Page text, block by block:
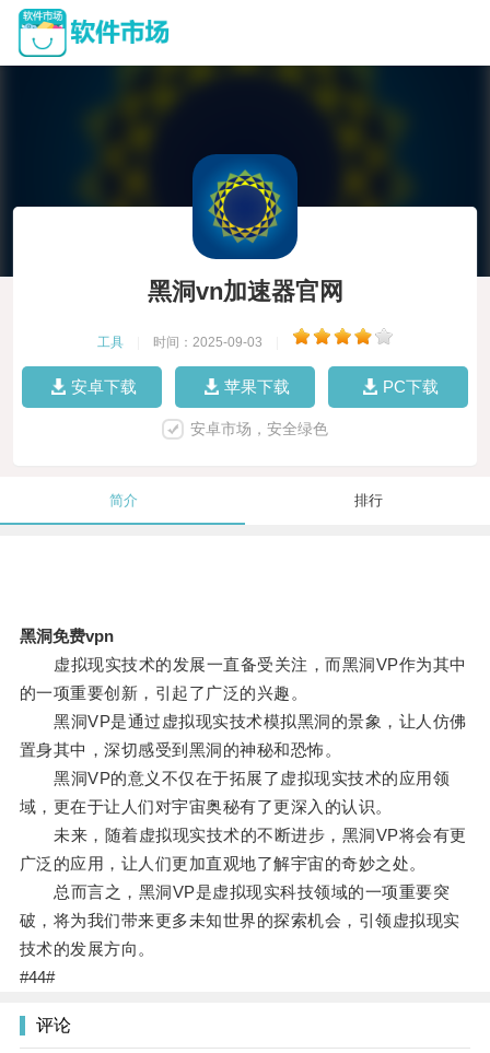
黑洞vn加速器官网
工具 时间：2025-09-03
安卓下载 苹果下载 PC下载
安卓市场，安全绿色
简介 排行
黑洞免费vpn
虚拟现实技术的发展一直备受关注，而黑洞VP作为其中
的一项重要创新，引起了广泛的兴趣。
黑洞VP是通过虚拟现实技术模拟黑洞的景象，让人仿佛
置身其中，深切感受到黑洞的神秘和恐怖。
黑洞VP的意义不仅在于拓展了虚拟现实技术的应用领
域，更在于让人们对宇宙奥秘有了更深入的认识。
未来，随着虚拟现实技术的不断进步，黑洞VP将会有更
广泛的应用，让人们更加直观地了解宇宙的奇妙之处。
总而言之，黑洞VP是虚拟现实科技领域的一项重要突
破，将为我们带来更多未知世界的探索机会，引领虚拟现实
技术的发展方向。
#44#
评论